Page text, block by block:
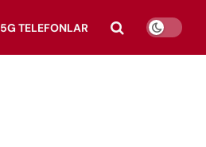
5G TELEFONLAR